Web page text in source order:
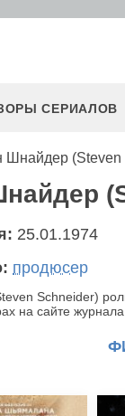
СЕРИАЛОВ
Шнайдер (Steven
25.01.1974
продюсер
Schneider)
на сайте